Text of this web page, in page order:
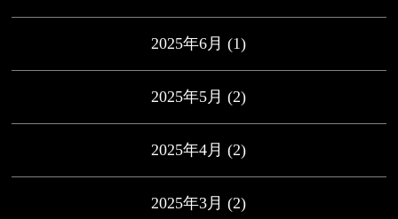
2025年6月 (1)
2025年5月 (2)
2025年4月 (2)
2025年3月 (2)